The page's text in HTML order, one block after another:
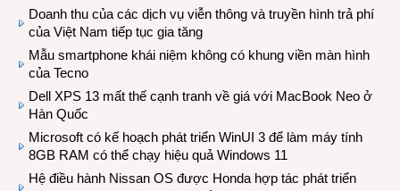
Doanh thu của các dịch vụ viễn thông và truyền hình trả phí
của Việt Nam tiếp tục gia tăng
Mẫu smartphone khái niệm không có khung viền màn hình
của Tecno
Dell XPS 13 mất thế cạnh tranh về giá với MacBook Neo ở
Hàn Quốc
Microsoft có kế hoạch phát triển WinUI 3 để làm máy tính
8GB RAM có thể chạy hiệu quả Windows 11
Hệ điều hành Nissan OS được Honda hợp tác phát triển